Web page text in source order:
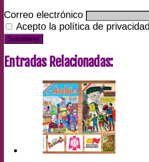
Correo electrónico
Acepto la política de privacidad
Entradas Relacionadas: